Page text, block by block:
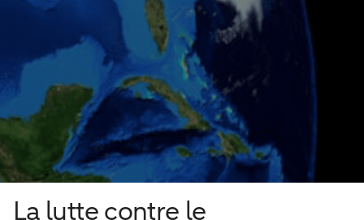
La lutte contre le